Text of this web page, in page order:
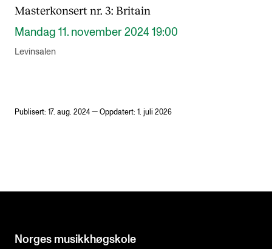
Masterkonsert nr. 3: Britain
Mandag 11. november 2024 19:00
Levinsalen
Publisert: 17. aug. 2024 — Oppdatert: 1. juli 2026
Norges musikk­høgskole